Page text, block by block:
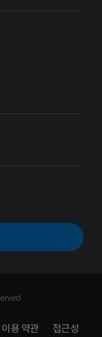
용 약관 접근성